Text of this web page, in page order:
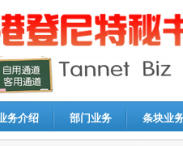
务介绍 部门业务 条块业